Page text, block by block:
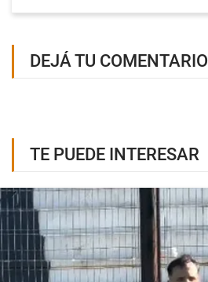
DEJÁ TU COMENTARIO
TE PUEDE INTERESAR